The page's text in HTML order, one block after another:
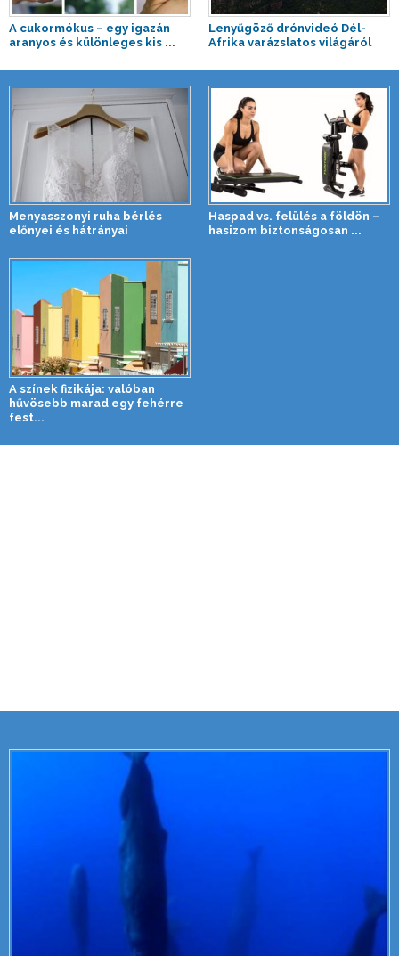
A cukormókus – egy igazán
aranyos és különleges kis ...
Lenyűgöző drónvideó Dél-
Afrika varázslatos világáról
Menyasszonyi ruha bérlés
előnyei és hátrányai
Haspad vs. felülés a földön –
hasizom biztonságosan ...
A színek fizikája: valóban
hűvösebb marad egy fehérre
fest...